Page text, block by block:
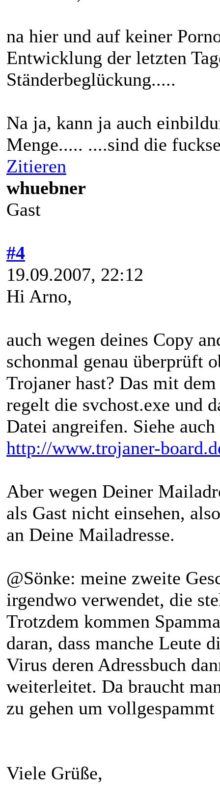
na hier und auf keiner
Entwicklung der letzten
Ständerbeglückung.....
Na ja, kann ja auch
Menge..... ....sind die
Zitieren
whuebner
Gast
#4
19.09.2007, 22:12
Hi Arno,
auch wegen deines Copy
schonmal genau überprüft
Trojaner hast? Das mit
regelt die svchost.exe und
Datei angreifen. Siehe
http://www.trojaner-
Aber wegen Deiner
als Gast nicht einsehen,
an Deine Mailadresse.
@Sönke: meine zweite
irgendwo verwendet, die
Trotzdem kommen
daran, dass manche Leute
Virus deren Adressbuch
weiterleitet. Da braucht
zu gehen um
Viele Grüße,